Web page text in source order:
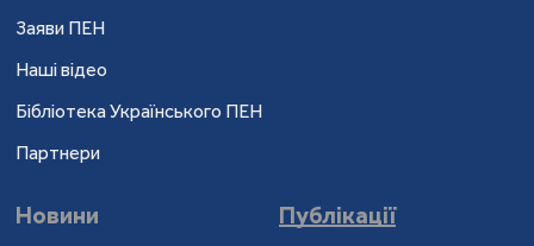
Заяви ПЕН
Наші відео
Бібліотека Українського ПЕН
Партнери
Новини
Публікації